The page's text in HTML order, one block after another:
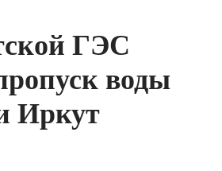
ГЭС
воды
Иркут